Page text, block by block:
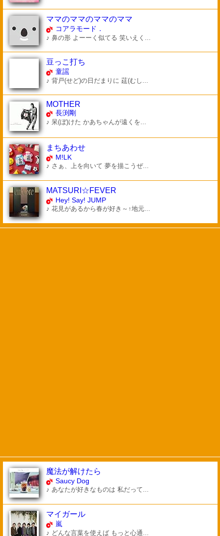
ママのママのママのママ
コアラモード．
♪ 鼻の形 よーーく似てる 笑いえく...
豆っこ打ち
童謡
♪ 背戸(せど)の日だまりに 莚(むし...
MOTHER
長渕剛
♪ 呆(ぼ)けた かあちゃんが遠くを...
まちあわせ
M!LK
♪ さぁ、上を向いて 夢を描こうぜ...
MATSURI☆FEVER
Hey! Say! JUMP
♪ 花見があるから春が好き～↑地元...
魔法が解けたら
Saucy Dog
♪ あなたが好きなものは 私だって...
マイガール
嵐
♪ どんな言葉を使えば もっと心通...